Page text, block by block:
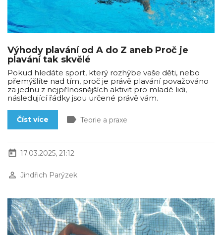
Výhody plavání od A do Z aneb Proč je
plavání tak skvělé
Pokud hledáte sport, který rozhýbe vaše děti, nebo
přemýšlíte nad tím, proč je právě plavání považováno
za jednu z nejpřínosnějších aktivit pro mladé lidi,
následující řádky jsou určené právě vám.
Číst více label Teorie a praxe
today 17.03.2025, 21:12
perm_identity Jindřich Parýzek